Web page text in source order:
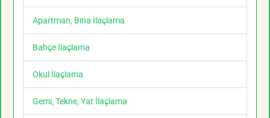
Apartman, Bina İlaçlama
Bahçe İlaçlama
Okul İlaçlama
Gemi, Tekne, Yat İlaçlama